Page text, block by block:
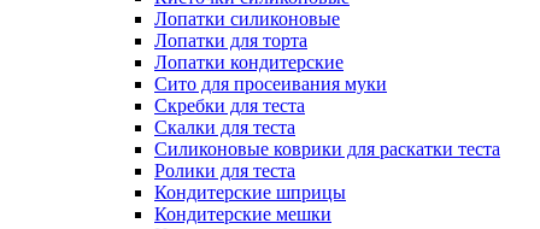
Лопатки силиконовые
Лопатки для торта
Лопатки кондитерские
Сито для просеивания муки
Скребки для теста
Скалки для теста
Силиконовые коврики для раскатки теста
Ролики для теста
Кондитерские шприцы
Кондитерские мешки